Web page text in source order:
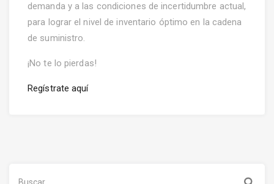
demanda y a las condiciones de incertidumbre actual,
para lograr el nivel de inventario óptimo en la cadena
de suministro.
¡No te lo pierdas!
Regístrate aquí